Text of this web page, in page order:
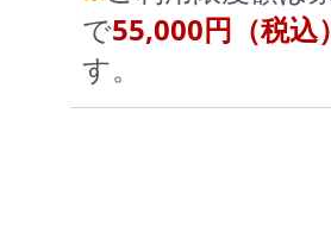
で55,000円（税込）
す。